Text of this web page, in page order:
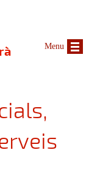
Menu